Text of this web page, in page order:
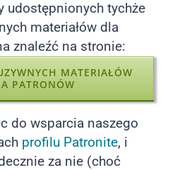
udostępnionych tychże
materiałów dla
znaleźć na stronie:
MATERIAŁÓW
PATRONÓW
do wsparcia naszego
profilu Patronite, i
za nie (choć